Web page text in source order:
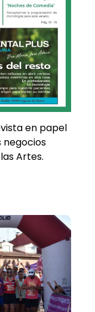
en papel
negocios
Artes.